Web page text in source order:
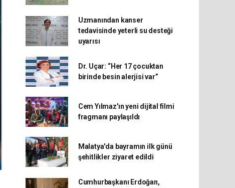
Uzmanından kanser
tedavisinde yeterli su desteği
uyarısı
Dr. Uçar: “Her 17 çocuktan
birinde besin alerjisi var”
Cem Yılmaz'ın yeni dijital filmi
fragmanı paylaşıldı
Malatya'da bayramın ilk günü
şehitlikler ziyaret edildi
Cumhurbaşkanı Erdoğan,